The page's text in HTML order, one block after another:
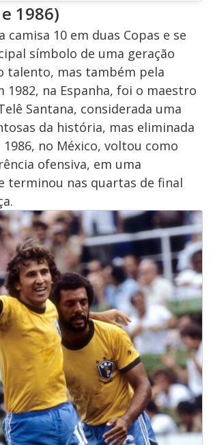
1986)
camisa 10 em duas Copas e se
símbolo de uma geração
talento, mas também pela
1982, na Espanha, foi o maestro
Santana, considerada uma
da história, mas eliminada
1986, no México, voltou como
ofensiva, em uma
terminou nas quartas de final